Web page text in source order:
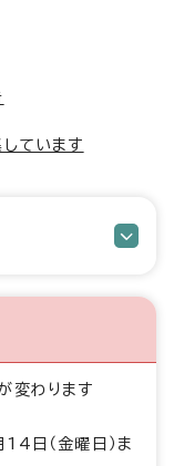
しています
変わります
日（金曜日）ま